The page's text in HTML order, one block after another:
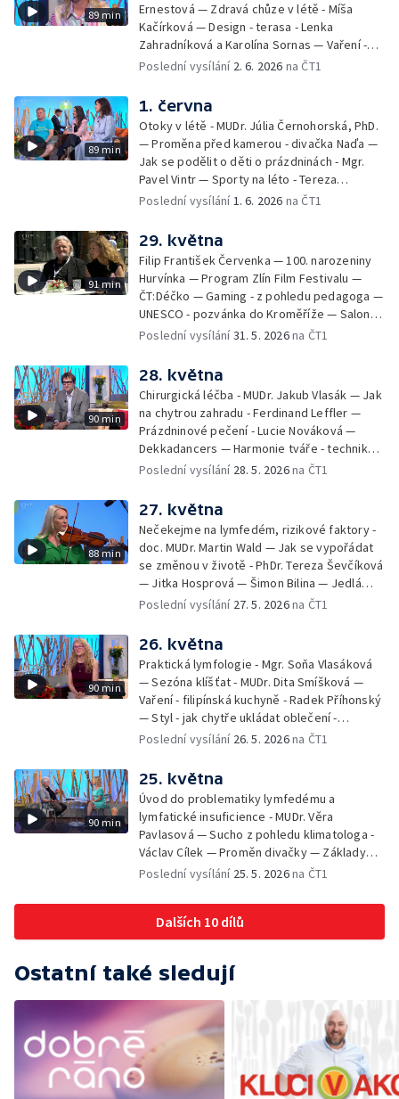
89 min
Ernestová — Zdravá chůze v létě - Míša
Kačírková — Design - terasa - Lenka
Zahradníková a Karolína Sornas — Vaření -
jahody - Simona Machurová — Letní sporty -
— Batohy do školy i na prázdniny - Mirka
Belhová — Pramen - Ivan Ostrochovský
Poslední vysílání 2. 6. 2026 na ČT1
89 min
1. června
Otoky v létě - MUDr. Júlia Černohorská, PhD.
— Proměna před kamerou - divačka Naďa —
Jak se podělit o děti o prázdninách - Mgr.
Pavel Vintr — Sporty na léto - Tereza
Michalová — Černé ovce — Změny v
v Českém ráji - Tomáš Jeřábek, Magdalena
Borová, Eva Váchová
Poslední vysílání1. 6. 2026 na ČT1
91 min
29. května
Filip František Červenka — 100. narozeniny
Hurvínka — Program Zlín Film Festivalu —
ČT:Déčko — Gaming - z pohledu pedagoga —
UNESCO - pozvánka do Kroměříže — Salon
filmových klapek
Poslední vysílání31. 5. 2026na ČT1
90 min
28. května
Chirurgická léčba - MUDr. Jakub Vlasák — Jak
na chytrou zahradu - Ferdinand Leffler —
Prázdninové pečení - Lucie Nováková —
Dekkadancers — Harmonie tváře - techniky
přírodního omlazení - Martina Kavecká —
Petr Bednařík — Počasí s Michalem Žákem
Poslední vysílání 28. 5. 2026na ČT1
88 min
27. května
Nečekejme na lymfedém, rizikové faktory -
doc. MUDr. Martin Wald — Jak se vypořádat
se změnou v životě - PhDr. Tereza Ševčíková
— Jitka Hosprová — Šimon Bilina — Jedlá
zahrada - Petra Matějková — Kulturní tipy
Poslední vysílání 27. 5. 2026na ČT1
90 min
26. května
Praktická lymfologie - Mgr. Soňa Vlasáková
— Sezóna klíšťat - MUDr. Dita Smíšková —
Vaření - filipínská kuchyně - Radek Příhonský
— Styl - jak chytře ukládat oblečení -
Veronika Slaninová — Běháme s dětmi - jak
Schneiderová — Colours of Ostrava - Filip
Košťálek a Jan Vojtko — Tajemství křišťálové
planety - Jan Maxián, Petr Horák a Adélka
Hesová — Český svaz ochránců přírody - Eva
Šrailová
Poslední vysílání 26. 5. 2026na ČT1
90 min
25. května
Úvod do problematiky lymfedému a
lymfatické insuficience - MUDr. Věra
Pavlasová — Sucho z pohledu klimatologa -
Václav Cílek — Proměn divačky — Základy
bezpečnosti dětí na inline bruslích - Petr
Zooterapie - praktické využití - Linda
Tinková — Pražské jaro - Klára Boudalová,
Marko Ivanović
Poslední vysílání 25. 5. 2026na ČT1
Dalších 10 dílů
Ostatní také sledují